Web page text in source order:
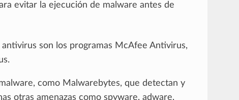
evitar la ejecución de malware antes de
son los programas McAfee Antivirus,
como Malwarebytes, que detectan y
otras amenazas como spyware, adware,